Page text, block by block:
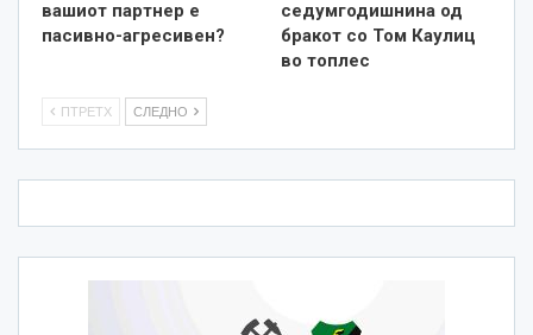
вашиот партнер е
пасивно-агресивен?
седумгодишнина од
бракот со Том Каулиц
во топлес
ПТРЕТХ СЛЕДНО